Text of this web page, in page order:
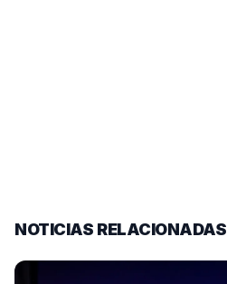
NOTICIAS RELACIONADAS